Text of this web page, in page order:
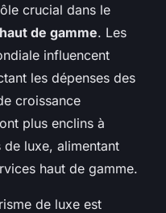
crucial dans le
de gamme. Les
influencent
les dépenses des
croissance
plus enclins à
luxe, alimentant
haut de gamme.
de luxe est